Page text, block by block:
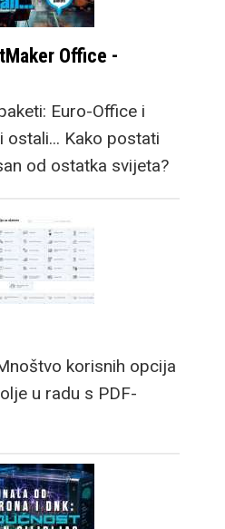
Office -
Euro-Office i
ostali... Kako postati
od ostatka svijeta?
korisnih opcija
u radu s PDF-